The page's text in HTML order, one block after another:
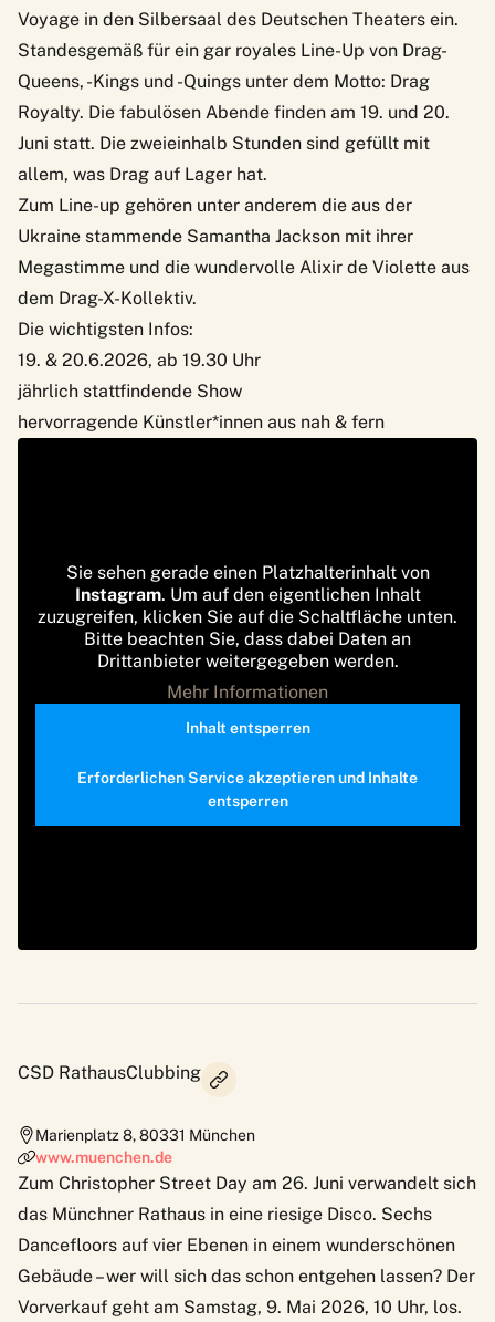
Voyage in den Silbersaal des Deutschen Theaters ein.
Standesgemäß für ein gar royales Line-Up von Drag-
Queens, -Kings und -Quings unter dem Motto: Drag
Royalty. Die fabulösen Abende finden am 19. und 20.
Juni statt. Die zweieinhalb Stunden sind gefüllt mit
allem, was Drag auf Lager hat.
Zum Line-up gehören unter anderem die aus der
Ukraine stammende Samantha Jackson mit ihrer
Megastimme und die wundervolle Alixir de Violette aus
dem Drag-X-Kollektiv.
Die wichtigsten Infos:
19. & 20.6.2026, ab 19.30 Uhr
jährlich stattfindende Show
hervorragende Künstler*innen aus nah & fern
Sie sehen gerade einen Platzhalterinhalt von
Instagram. Um auf den eigentlichen Inhalt
zuzugreifen, klicken Sie auf die Schaltfläche unten.
Bitte beachten Sie, dass dabei Daten an
Drittanbieter weitergegeben werden.
Mehr Informationen
Inhalt entsperren
Erforderlichen Service akzeptieren und Inhalte
entsperren
CSD RathausClubbing
Marienplatz 8,80331 München
www.muenchen.de
Zum Christopher Street Day am 26. Juni verwandelt sich
das Münchner Rathaus in eine riesige Disco. Sechs
Dancefloors auf vier Ebenen in einem wunderschönen
Gebäude – wer will sich das schon entgehen lassen? Der
Vorverkauf geht am Samstag, 9. Mai 2026, 10 Uhr, los.